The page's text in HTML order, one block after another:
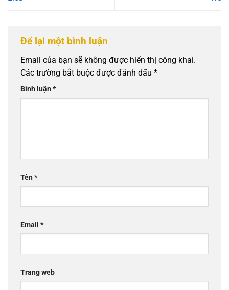
Để lại một bình luận
Email của bạn sẽ không được hiển thị công khai.
Các trường bắt buộc được đánh dấu *
Bình luận*
Tên*
Email *
Trang web